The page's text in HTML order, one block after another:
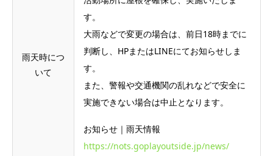
雨天時につ
いて
す。
大雨などで変更の場合は、前日18時までに
判断し、HPまたはLINEにてお知らせしま
す。
また、警報や交通機関の乱れなどで安全に
実施できない場合は中止となります。
お知らせ｜雨天情報
https://nots.goplayoutside.jp/news/